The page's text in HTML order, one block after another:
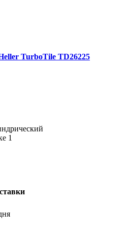
TurboTile TD26225
1